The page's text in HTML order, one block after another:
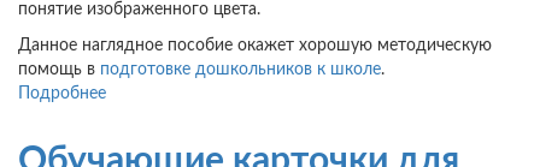
понятие изображенного цвета.
Данное наглядное пособие окажет хорошую методическую
помощь в подготовке дошкольников к школе.
Подробнее